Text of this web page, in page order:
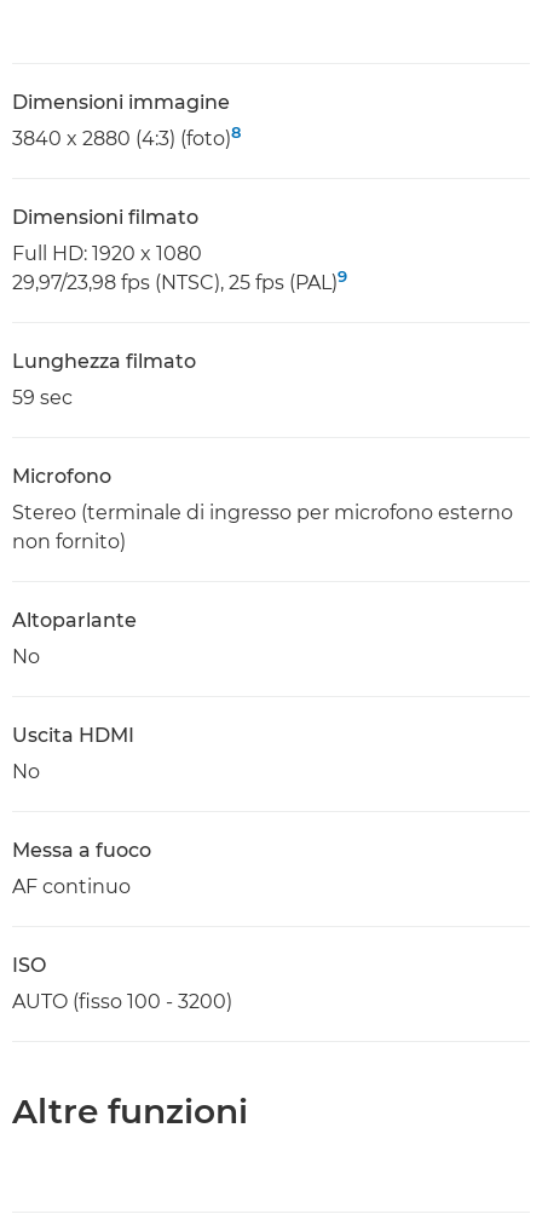
Dimensioni immagine
3840 x 2880 (4:3) (foto)8
Dimensioni filmato
Full HD: 1920 x 1080
29,97/23,98 fps (NTSC), 25 fps (PAL)9
Lunghezza filmato
59 sec
Microfono
Stereo (terminale di ingresso per microfono esterno
non fornito)
Altoparlante
No
Uscita HDMI
No
Messa a fuoco
AF continuo
ISO
AUTO (fisso 100 - 3200)
Altre funzioni